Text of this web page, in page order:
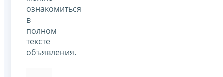
ознакомиться
в
полном
тексте
объявления.